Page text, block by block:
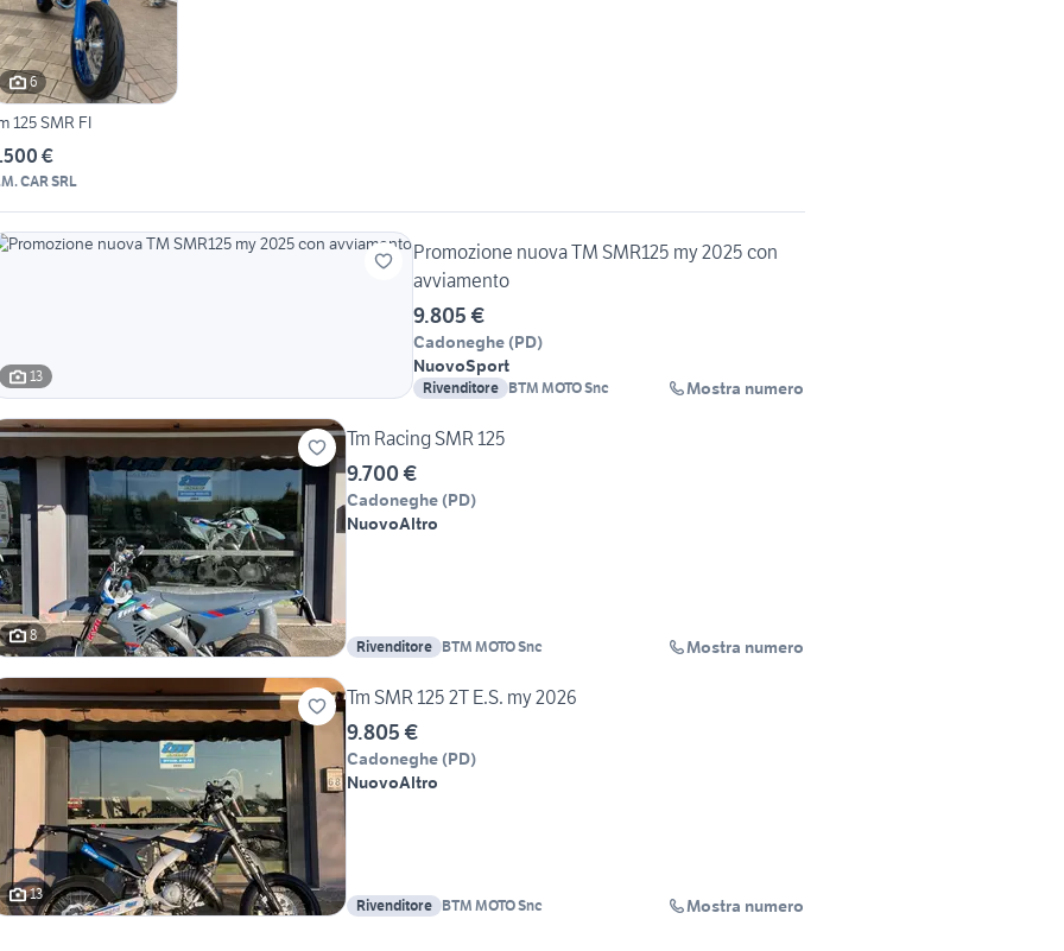
6
125 SMR FI
€
CAR SRL
13
Promozione nuova TM SMR125 my 2025 con
avviamento
9.805 €
Cadoneghe (PD)
NuovoSport
Rivenditore BTM MOTO Snc Mostra numero
8
Tm Racing SMR 125
9.700 €
Cadoneghe (PD)
NuovoAltro
Rivenditore BTM MOTO Snc Mostra numero
13
Tm SMR 125 2T E.S. my 2026
9.805 €
Cadoneghe (PD)
NuovoAltro
Rivenditore BTM MOTO Snc Mostra numero